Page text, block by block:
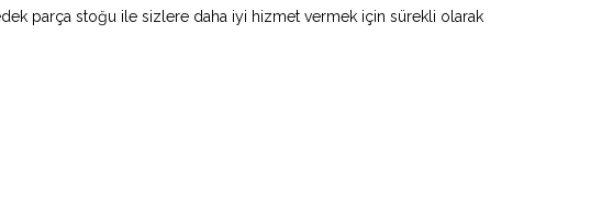
parça stoğu ile sizlere daha iyi hizmet vermek için sürekli olarak